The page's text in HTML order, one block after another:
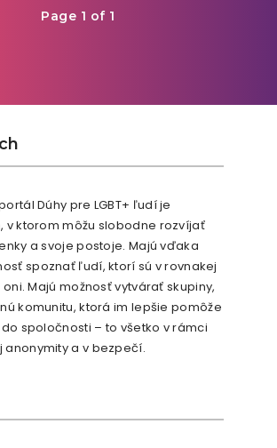
Page 1 of 1
Dúhy pre LGBT+ ľudí je
v ktorom môžu slobodne rozvíjať
a svoje postoje. Majú vďaka
spoznať ľudí, ktorí sú v rovnakej
Majú možnosť vytvárať skupiny,
komunitu, ktorá im lepšie pomôže
spoločnosti – to všetko v rámci
anonymity a v bezpečí.